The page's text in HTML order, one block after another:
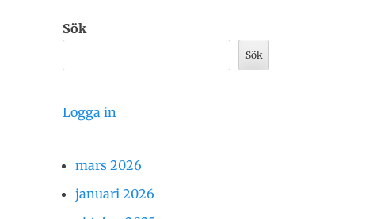
Sök
Sök
Logga in
mars 2026
januari 2026